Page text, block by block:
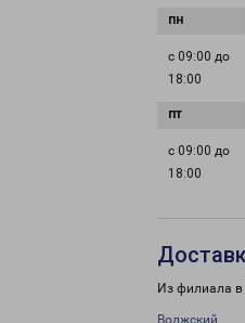
с 09:00 до
18:00
с 09:00 до
18:00
Из филиала в
Волжский